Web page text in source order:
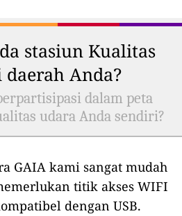
stasiun Kualitas
daerah Anda?
dalam peta
udara Anda sendiri?
GAIA kami sangat mudah
titik akses WIFI
dengan USB.